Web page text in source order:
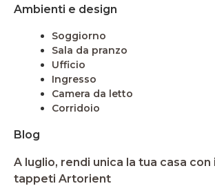
Ambienti e design
Soggiorno
Sala da pranzo
Ufficio
Ingresso
Camera da letto
Corridoio
Blog
A luglio, rendi unica la tua casa con
tappeti Artorient